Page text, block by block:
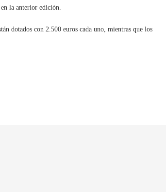
la anterior edición.
dotados con 2.500 euros cada uno, mientras que los